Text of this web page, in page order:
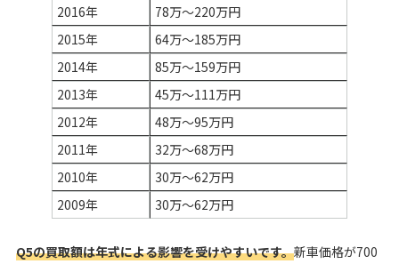
2016年
78万～220万円
2015年
64万～185万円
2014年
85万～159万円
2013年
45万～111万円
2012年
48万～95万円
2011年
32万～68万円
2010年
30万～62万円
2009年
30万～62万円
Q5の買取額は年式による影響を受けやすいです。新車価格が700